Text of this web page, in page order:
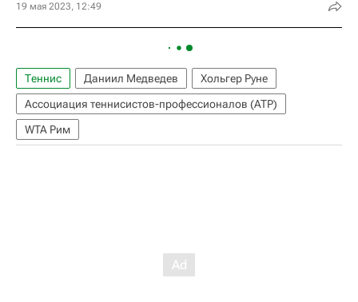
19 мая 2023, 12:49
Теннис Даниил Медведев
Хольгер Руне
Ассоциация теннисистов-профессионалов (ATP)
WTA Рим